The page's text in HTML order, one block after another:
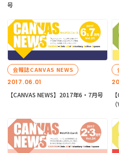
号
2017.06.01
会報誌CANVAS NEWS
【CANVAS NEWS】2017年6・7月号